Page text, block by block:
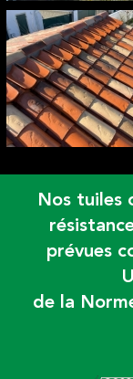
Nos tuiles
prévues
de la